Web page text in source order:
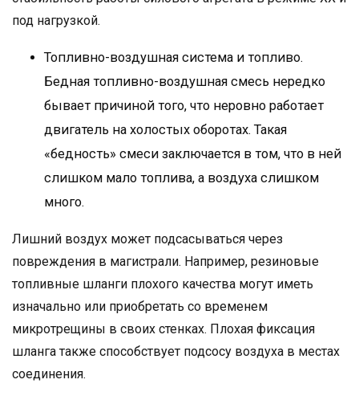
под нагрузкой.
Топливно-воздушная система и топливо.
Бедная топливно-воздушная смесь нередко
бывает причиной того, что неровно работает
двигатель на холостых оборотах. Такая
«бедность» смеси заключается в том, что в ней
слишком мало топлива, а воздуха слишком
много.
Лишний воздух может подсасываться через
повреждения в магистрали. Например, резиновые
топливные шланги плохого качества могут иметь
изначально или приобретать со временем
микротрещины в своих стенках. Плохая фиксация
шланга также способствует подсосу воздуха в местах
соединения.